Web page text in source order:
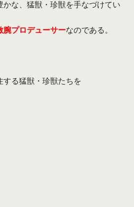
な、猛獣・ 珍獣を手なづけてい
腕プロデューサーなのである。
する猛獣・珍獣たちを